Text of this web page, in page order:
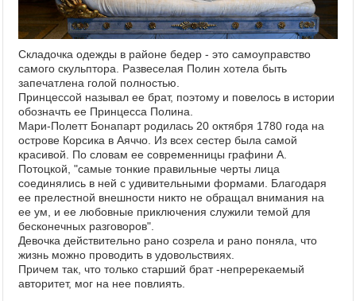
Складочка одежды в районе бедер - это самоуправство
самого скульптора. Развеселая Полин хотела быть
запечатлена голой полностью.
Принцессой называл ее брат, поэтому и повелось в истории
обозначть ее Принцесса Полина.
Мари-Полетт Бонапарт родилась 20 октября 1780 года на
острове Корсика в Аяччо. Из всех сестер была самой
красивой. По словам ее современницы графини А.
Потоцкой, "самые тонкие правильные черты лица
соединялись в ней с удивительными формами. Благодаря
ее прелестной внешности никто не обращал внимания на
ее ум, и ее любовные приключения служили темой для
бесконечных разговоров".
Девочка действительно рано созрела и рано поняла, что
жизнь можно проводить в удовольствиях.
Причем так, что только старший брат -непререкаемый
авторитет, мог на нее повлиять.